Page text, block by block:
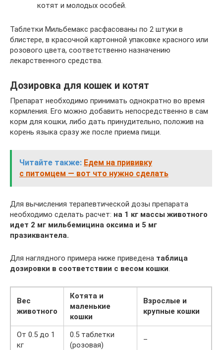
котят и молодых особей.
Таблетки Мильбемакс расфасованы по 2 штуки в
блистере, в красочной картонной упаковке красного или
розового цвета, соответственно назначению
лекарственного средства.
Дозировка для кошек и котят
Препарат необходимо принимать однократно во время
кормления. Его можно добавить непосредственно в сам
корм для кошки, либо дать принудительно, положив на
корень языка сразу же после приема пищи.
Читайте также: Едем на прививку
с питомцем — вот что нужно сделать
Для вычисления терапевтической дозы препарата
необходимо сделать расчет: на 1 кг массы животного
идет 2 мг мильбемицина оксима и 5 мг
празиквантела.
Для наглядного примера ниже приведена таблица
дозировки в соответствии с весом кошки
Вес
животного
Котята и
маленькие
кошки
Взрослые и
крупные кошки
От 0.5 до 1
кг
0.5 таблетки
(розовая)
–